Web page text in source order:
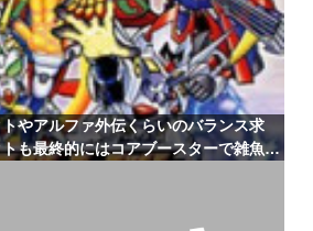
トやアルファ外伝くらいのバランス求
最終的にはコアブースターで雑魚は